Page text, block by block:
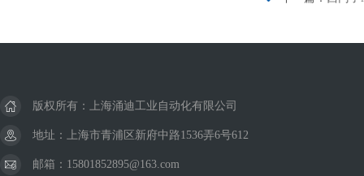
版权所有：上海涌迪工业自动化有限公司
地址：上海市青浦区新府中路1536弄6号612
邮箱：15801852895@163.com